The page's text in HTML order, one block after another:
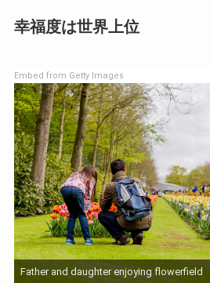
幸福度は世界上位
Embed from Getty Images